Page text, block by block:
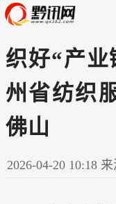
织好“产业
州省纺织
佛山
2026-04-20 10:18